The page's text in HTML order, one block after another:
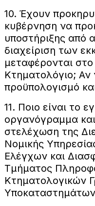
10. Έχουν
κυβέρνηση να
υποστήριξης από
διαχείριση των
μεταφέρονται
Κτηματολόγιο; Αν
προϋπολογισμό
11. Ποιο είναι το
οργανόγραμμα
στελέχωση της
Νομικής
Ελέγχων και
Τμήματος
Κτηματολογικών